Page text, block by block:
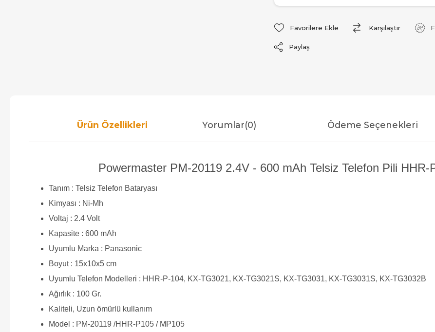
Favorilere Ekle Karşılaştır
Paylaş
Ürün Özellikleri Yorumlar(0) Ödeme Seçenekleri
Powermaster PM-20119 2.4V - 600 mAh Telsiz Telefon Pili
Tanım : Telsiz Telefon Bataryası
Kimyası : Ni-Mh
Voltaj : 2.4 Volt
Kapasite : 600 mAh
Uyumlu Marka : Panasonic
Boyut : ‎15x10x5 cm
Uyumlu Telefon Modelleri : HHR-P-104, KX-TG3021, KX-TG3021S, KX-TG3031, KX-TG3031S, KX-TG3032B
Ağırlık : 100 Gr.
Kaliteli, Uzun ömürlü kullanım
Model : PM-20119 /HHR-P105 / MP105